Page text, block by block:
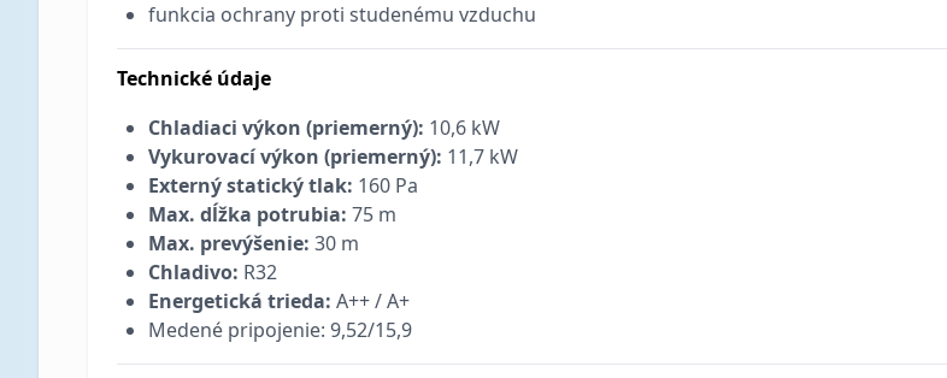
funkcia ochrany proti studenému vzduchu
Technické údaje
Chladiaci výkon (priemerný): 10,6 kW
Vykurovací výkon (priemerný): 11,7 kW
Externý statický tlak: 160 Pa
Max. dĺžka potrubia: 75 m
Max. prevýšenie: 30 m
Chladivo: R32
Energetická trieda: A++ / A+
Medené pripojenie: 9,52/15,9